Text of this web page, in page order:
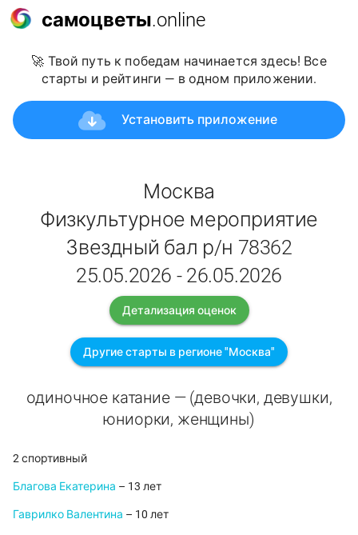
самоцветы.online
🚀 Твой путь к победам начинается здесь! Все
старты и рейтинги — в одном приложении.
Установить приложение
Москва
Физкультурное мероприятие
Звездный бал р/н 78362
25.05.2026 - 26.05.2026
Детализация оценок
Другие старты в регионе "Москва"
одиночное катание — (девочки, девушки,
юниорки, женщины)
2 спортивный
Благова Екатерина – 13 лет
Гаврилко Валентина – 10 лет